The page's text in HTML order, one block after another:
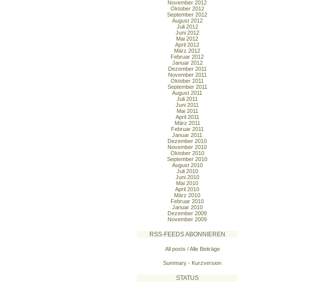
November 2012
Oktober 2012
September 2012
August 2012
Juli 2012
Juni 2012
Mai 2012
April 2012
März 2012
Februar 2012
Januar 2012
Dezember 2011
November 2011
Oktober 2011
September 2011
August 2011
Juli 2011
Juni 2011
Mai 2011
April 2011
März 2011
Februar 2011
Januar 2011
Dezember 2010
November 2010
Oktober 2010
September 2010
August 2010
Juli 2010
Juni 2010
Mai 2010
April 2010
März 2010
Februar 2010
Januar 2010
Dezember 2009
November 2009
RSS-FEEDS ABONNIEREN
All posts / Alle Beiträge
Summary - Kurzversion
STATUS